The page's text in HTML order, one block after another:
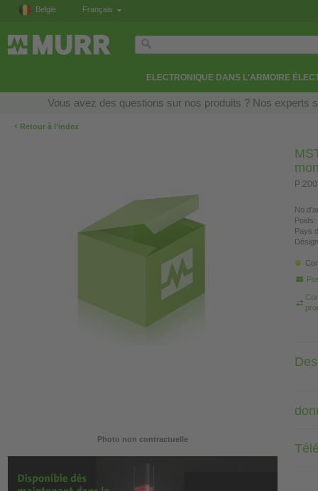
België Français
ELECTRONIQUE DANS L'ARMOIRE
Vous avez des questions sur nos produits ? Nos experts
‹ Retour à l’index
Photo non contractuelle
Poids:
Pays